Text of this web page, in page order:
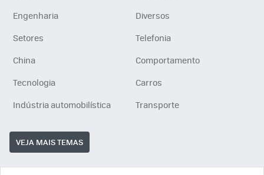
Engenharia
Diversos
Setores
Telefonia
China
Comportamento
Tecnologia
Carros
Indústria automobilística
Transporte
VEJA MAIS TEMAS